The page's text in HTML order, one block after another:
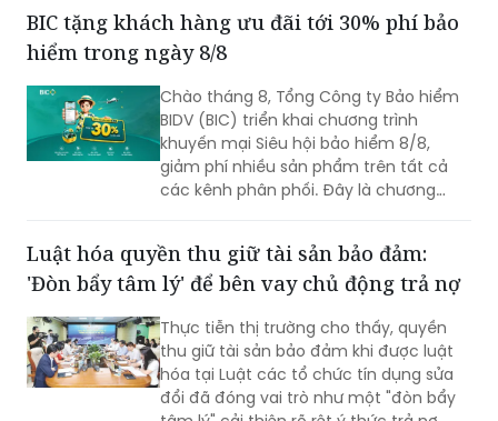
đến khu trải nghiệm các thương hiệu
CHIN-SU, Nam Ngư, Omachi, Vinacafé,
Phở Story, WinEco, trong đó dòng cà
phê Vinacafé Fine Robusta lần đầu xuất
hiện tại triển lãm. Sự kiện diễn ra từ
ngày 6-8/8/2026, tại Trung tâm Hội
chợ & Triển lãm Sài Gòn (SECC).
BIC tặng khách hàng ưu đãi tới 30% phí bảo
hiểm trong ngày 8/8
Chào tháng 8, Tổng Công ty Bảo hiểm
BIDV (BIC) triển khai chương trình
giảm phí nhiều sản phẩm trên tất cả
các kênh phân phối. Đây là chương
trình ưu đãi có mức giảm phí tốt nhất
của BIC ở trong cùng thời điểm.
Luật hóa quyền thu giữ tài sản bảo đảm:
'Đòn bẩy tâm lý' để bên vay chủ động trả nợ
Thực tiễn thị trường cho thấy, quyền